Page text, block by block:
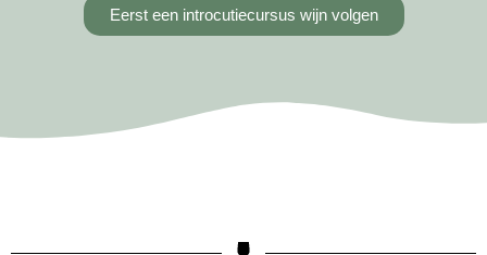
Eerst een introcutiecursus wijn volgen